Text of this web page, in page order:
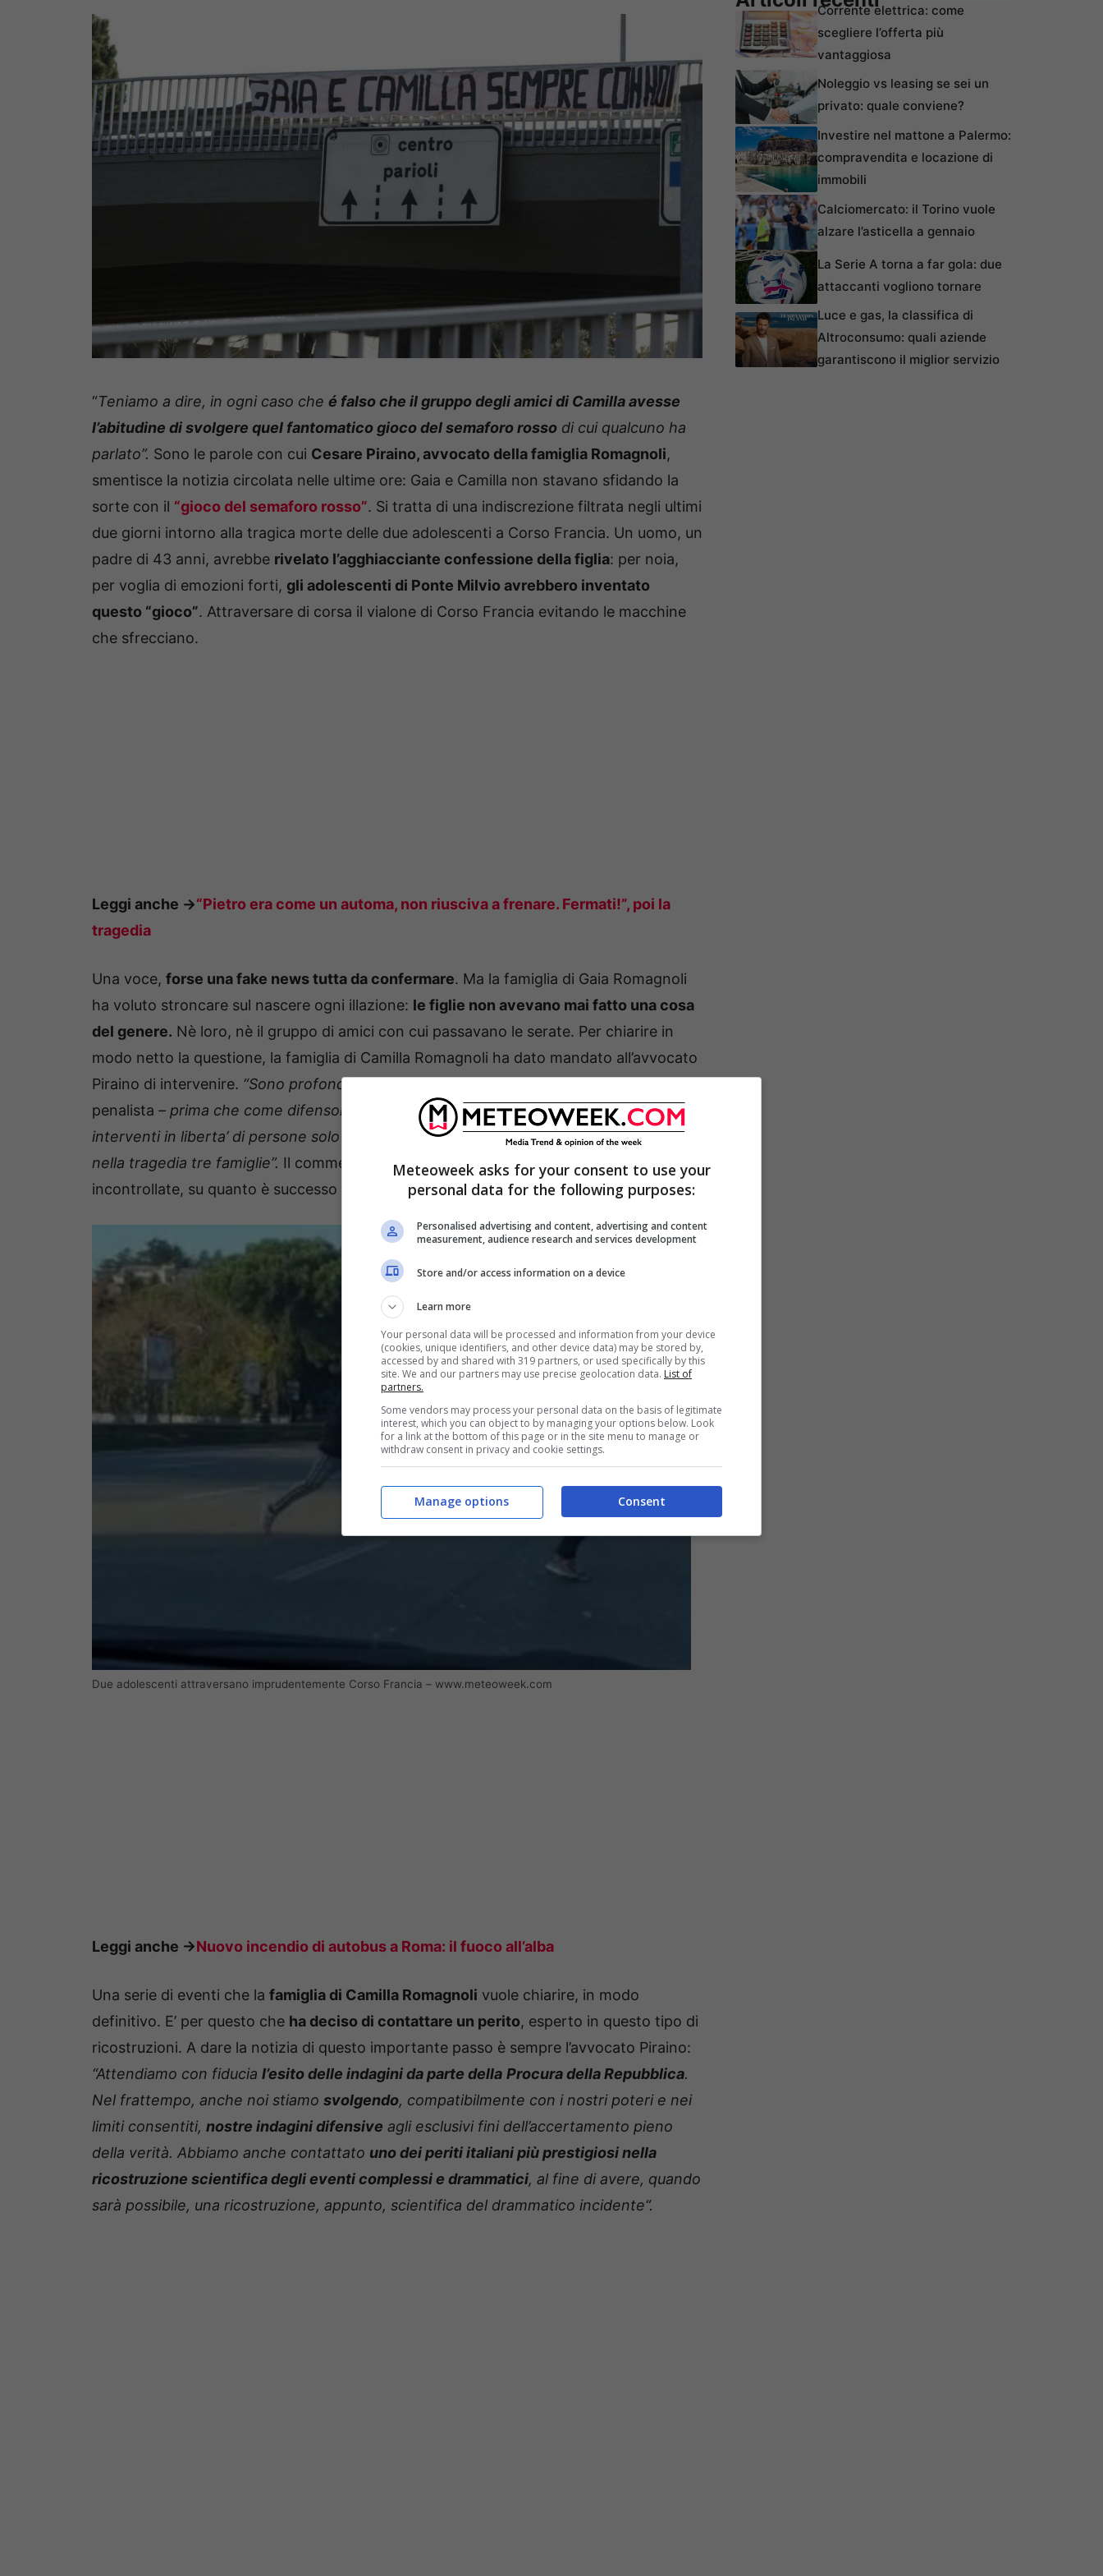
“Teniamo a dire, in ogni caso che é falso che il gruppo degli amici di Camilla avesse
l’abitudine di svolgere quel fantomatico gioco del semaforo rosso di cui qualcuno ha
parlato”. Sono le parole con cui Cesare Piraino, avvocato della famiglia Romagnoli,
smentisce la notizia circolata nelle ultime ore: Gaia e Camilla non stavano sfidando la
sorte con il “gioco del semaforo rosso”. Si tratta di una indiscrezione filtrata negli ultimi
due giorni intorno alla tragica morte delle due adolescenti a Corso Francia. Un uomo, un
padre di 43 anni, avrebbe rivelato l’agghiacciante confessione della figlia: per noia,
per voglia di emozioni forti, gli adolescenti di Ponte Milvio avrebbero inventato
questo “gioco”. Attraversare di corsa il vialone di Corso Francia evitando le macchine
che sfrecciano.
Leggi anche ->“Pietro era come un automa, non riusciva a frenare. Fermati!”, poi la
tragedia
Una voce, forse una fake news tutta da confermare. Ma la famiglia di Gaia Romagnoli
ha voluto stroncare sul nascere ogni illazione: le figlie non avevano mai fatto una cosa
del genere. Nè loro, nè il gruppo di amici con cui passavano le serate. Per chiarire in
modo netto la questione, la famiglia di Camilla Romagnoli ha dato mandato all’avvocato
Piraino di intervenire. “Sono profondamente rattristato –ha aggiunto il legale, che è
penalista – prima che come difensore dei signori Romagnoli, come cittadino, per gli
interventi in liberta’ di persone solo incuriosite dal fatto drammatico che ha gettato
nella tragedia tre famiglie”. Il commento è evidentemente riferito alle voci che girano,
incontrollate, su quanto è successo quella drammatica notte.
Due adolescenti attraversano imprudentemente Corso Francia – www.meteoweek.com
Leggi anche ->Nuovo incendio di autobus a Roma: il fuoco all’alba
Una serie di eventi che la famiglia di Camilla Romagnoli vuole chiarire, in modo
definitivo. E’ per questo che ha deciso di contattare un perito, esperto in questo tipo di
ricostruzioni. A dare la notizia di questo importante passo è sempre l’avvocato Piraino:
“Attendiamo con fiducia l’esito delle indagini da parte della Procura della Repubblica.
Nel frattempo, anche noi stiamo svolgendo, compatibilmente con i nostri poteri e nei
limiti consentiti, nostre indagini difensive agli esclusivi fini dell’accertamento pieno
della verità. Abbiamo anche contattato uno dei periti italiani più prestigiosi nella
ricostruzione scientifica degli eventi complessi e drammatici, al fine di avere, quando
sarà possibile, una ricostruzione, appunto, scientifica del drammatico incidente“.
Corrente elettrica: come
scegliere l’offerta più
vantaggiosa
Noleggio vs leasing se sei un
privato: quale conviene?
Investire nel mattone a Palermo:
compravendita e locazione di
immobili
Calciomercato: il Torino vuole
alzare l’asticella a gennaio
La Serie A torna a far gola: due
attaccanti vogliono tornare
Luce e gas, la classifica di
Altroconsumo: quali aziende
garantiscono il miglior servizio
Meteoweek asks for your consent to use your
personal data for the following purposes:
Personalised advertising and content, advertising and content
measurement, audience research and services development
Store and/or access information on a device
Learn more
Your personal data will be processed and information from your device
(cookies, unique identifiers, and other device data) may be stored by,
accessed by and shared with 319 partners, or used specifically by this
site. We and our partners may use precise geolocation data. List of
partners.
Some vendors may process your personal data on the basis of legitimate
interest, which you can object to by managing your options below. Look
for a link at the bottom of this page or in the site menu to manage or
withdraw consent in privacy and cookie settings.
Consent
Manage options